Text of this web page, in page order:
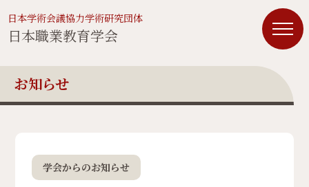
日本学術会議協力学術研究団体
日本職業教育学会
お知らせ
学会からのお知らせ